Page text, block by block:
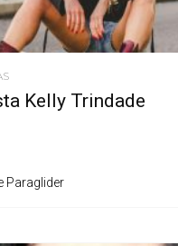
Kelly Trindade
Paraglider